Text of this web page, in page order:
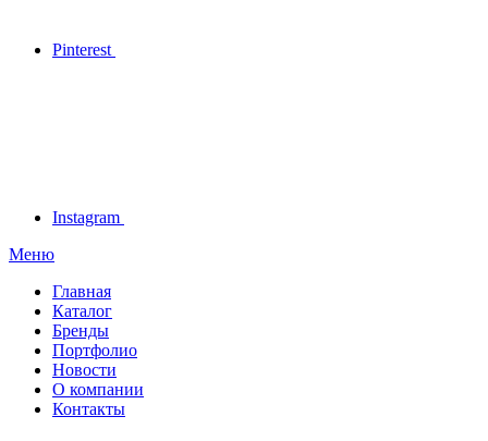
Pinterest
Instagram
Меню
Главная
Каталог
Бренды
Портфолио
Новости
О компании
Контакты